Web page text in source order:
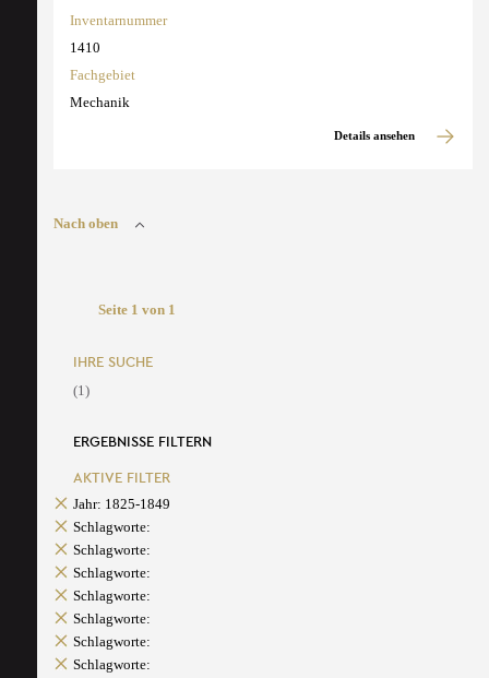
Inventarnummer
1410
Fachgebiet
Mechanik
Details ansehen
Nach oben
Seite 1 von 1
IHRE SUCHE
(1)
ERGEBNISSE FILTERN
AKTIVE FILTER
Jahr: 1825-1849
Schlagworte:
Schlagworte:
Schlagworte:
Schlagworte:
Schlagworte:
Schlagworte:
Schlagworte: